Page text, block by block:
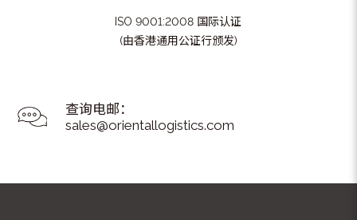
ISO 9001:2008 国际认证
(由香港通用公证行颁发)
查询电邮：
sales@orientallogistics.com